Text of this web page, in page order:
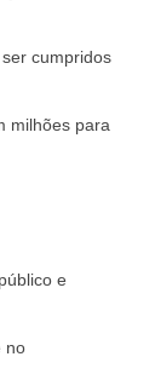
cumpridos
milhões para
e
no